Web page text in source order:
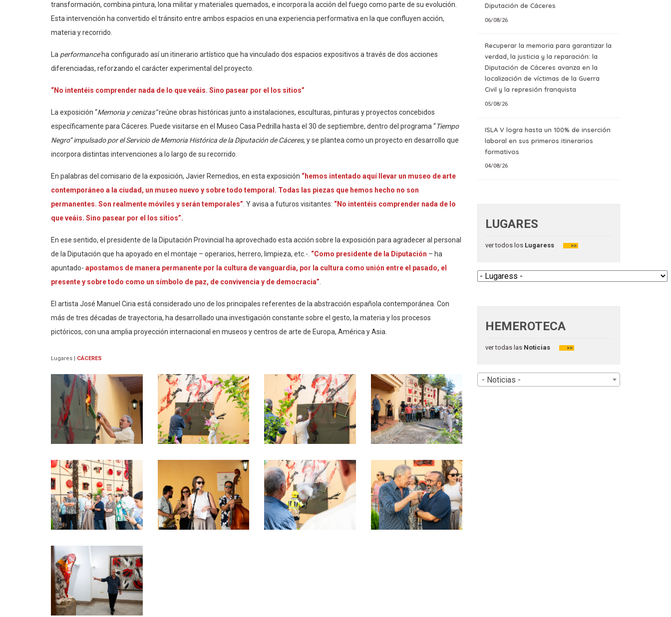
transformación, combina pintura, lona militar y materiales quemados, e incorpora la acción del fuego como parte de su evolución.
Esta intervención ha convertido el tránsito entre ambos espacios en una experiencia performativa en la que confluyen acción,
materia y recorrido.
La performanceha configurado así un itinerario artístico que ha vinculado dos espacios expositivos a través de dos acciones
diferenciadas, reforzando el carácter experimental del proyecto.
“No intentéis comprender nada de lo que veáis. Sino pasear por el los sitios”
La exposición “Memoria y cenizas”reúne obras históricas junto a instalaciones, esculturas, pinturas y proyectos concebidos
específicamente para Cáceres. Puede visitarse en el Museo Casa Pedrilla hasta el 30 de septiembre, dentro del programa “Tiempo
Negro” impulsado por el Servicio de Memoria Histórica de la Diputación de Cáceres, y se plantea como un proyecto en desarrollo que
incorpora distintas intervenciones a lo largo de su recorrido.
En palabras del comisario de la exposición, Javier Remedios, en esta exposición “hemos intentado aquí llevar un museo de arte
contemporáneo a la ciudad, un museo nuevo y sobre todo temporal. Todas las piezas que hemos hecho no son
permanentes. Son realmente móviles y serán temporales”. Y avisa a futuros visitantes: “No intentéis comprender nada de lo
que veáis. Sino pasear por el los sitios”.
En ese sentido, el presidente de la Diputación Provincial ha aprovechado esta acción sobre la exposición para agradecer al personal
de la Diputación que ha apoyado en el montaje – operarios, herrero, limpieza, etc.-. “Como presidente de la Diputación – ha
apuntado- apostamos de manera permanente por la cultura de vanguardia, por la cultura como unión entre el pasado, el
presente y sobre todo como un símbolo de paz, de convivencia y de democracia”.
El artista José Manuel Ciria está considerado uno de los principales referentes de la abstracción española contemporánea. Con
más de tres décadas de trayectoria, ha desarrollado una investigación constante sobre el gesto, la materia y los procesos
pictóricos, con una amplia proyección internacional en museos y centros de arte de Europa, América y Asia.
Lugares CÁCERES
Diputación de Cáceres
06/08/26
Recuperar la memoria para garantizar la
verdad, la justicia y la reparación: la
Diputación de Cáceres avanza en la
localización de víctimas de la Guerra
Civil y la represión franquista
05/08/26
ISLA V logra hasta un 100% de inserción
laboral en sus primeros itinerarios
formativos
04/08/26
LUGARES
ver todos los Lugaress >>
HEMEROTECA
ver todas las Noticias >>
- Noticias -